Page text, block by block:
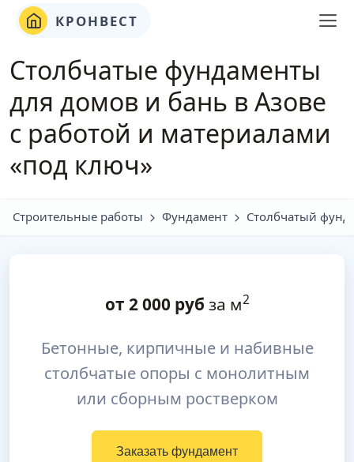
КРОНВЕСТ
Столбчатые фундаменты
для домов и бань в Азове
с работой и материалами
«под ключ»
Строительные работы Фундамент Столбчатый
от 2 000руб за м2
Бетонные, кирпичные и набивные
столбчатые опоры с монолитным
или сборным ростверком
Заказать фундамент